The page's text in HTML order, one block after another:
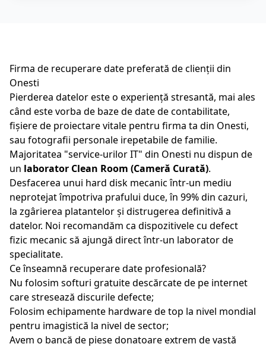
Firma de recuperare date preferată de clienții din
Onesti
Pierderea datelor este o experiență stresantă, mai ales
când este vorba de baze de date de contabilitate,
fișiere de proiectare vitale pentru firma ta din Onesti,
sau fotografii personale irepetabile de familie.
Majoritatea "service-urilor IT" din Onesti nu dispun de
un laborator Clean Room (Cameră Curată).
Desfacerea unui hard disk mecanic într-un mediu
neprotejat împotriva prafului duce, în 99% din cazuri,
la zgârierea platantelor și distrugerea definitivă a
datelor. Noi recomandăm ca dispozitivele cu defect
fizic mecanic să ajungă direct într-un laborator de
specialitate.
Ce înseamnă recuperare date profesională?
Nu folosim softuri gratuite descărcate de pe internet
care stresează discurile defecte;
Folosim echipamente hardware de top la nivel mondial
pentru imagistică la nivel de sector;
Avem o bancă de piese donatoare extrem de vastă